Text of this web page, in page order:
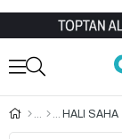
HALI SAHA